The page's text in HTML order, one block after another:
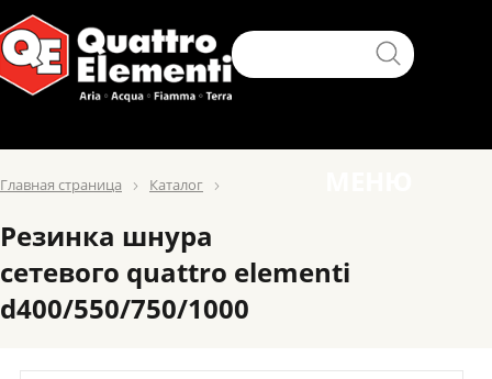
Главная страница Каталог
Резинка шнура
сетевого quattro elementi
d400/550/750/1000